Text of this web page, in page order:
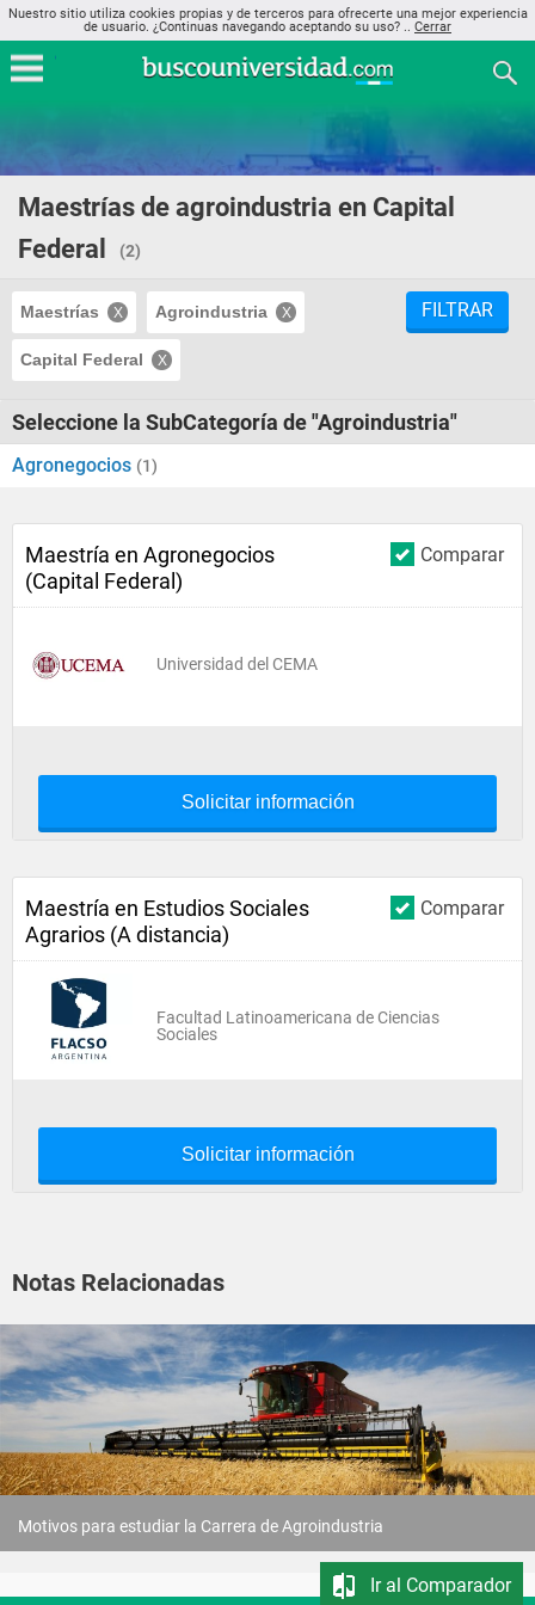
Nuestro sitio utiliza cookies propias y de terceros para ofrecerte una mejor experiencia
de usuario. ¿Continuas navegando aceptando su uso? .. Cerrar
Maestrías de agroindustria en Capital
Federal
(2)
Maestrías Agroindustria
Capital Federal
FILTRAR
Seleccione la SubCategoría de "Agroindustria"
Agronegocios (1)
Comparar
Maestría en Agronegocios
(Capital Federal)
Universidad del CEMA
Solicitar información
Comparar
Maestría en Estudios Sociales
Agrarios (A distancia)
Facultad Latinoamericana de Ciencias
Sociales
Solicitar información
Notas Relacionadas
Motivos para estudiar la Carrera de Agroindustria
Ir al Comparador